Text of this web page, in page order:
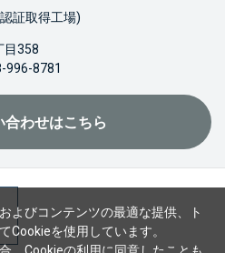
証取得工場)
目358
996-8781
合わせはこちら
よびコンテンツの最適な提供、ト
Cookieを使用しています。